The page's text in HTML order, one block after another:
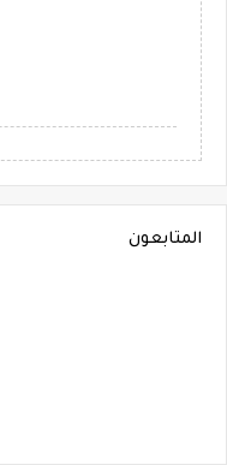
المتابعون